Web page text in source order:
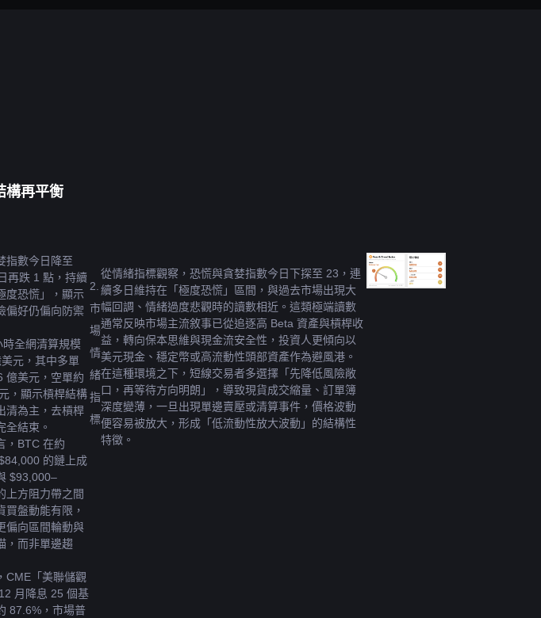
構再平衡
指數今日降至
再跌 1 點，持續
度恐慌」，顯示
偏好仍偏向防禦
全網清算規模
元，其中多單
億美元，空單約
，顯示槓桿結構
清為主，去槓桿
全結束。
，BTC 在約
的鏈上成
$93,000–
上方阻力帶之間
買盤動能有限，
偏向區間輪動與
，而非單邊趨
CME「美聯儲觀
月降息 25 個基
87.6%，市場普
2.
市
場
情
緒
指
標
從情緒指標觀察，恐慌與貪婪指數今日下探至 23，連
續多日維持在「極度恐慌」區間，與過去市場出現大
幅回調、情緒過度悲觀時的讀數相近。這類極端讀數
通常反映市場主流敘事已從追逐高 Beta 資產與槓桿收
益，轉向保本思維與現金流安全性，投資人更傾向以
美元現金、穩定幣或高流動性頭部資產作為避風港。
在這種環境之下，短線交易者多選擇「先降低風險敞
口，再等待方向明朗」，導致現貨成交縮量、訂單簿
深度變薄，一旦出現單邊賣壓或清算事件，價格波動
便容易被放大，形成「低流動性放大波動」的結構性
特徵。